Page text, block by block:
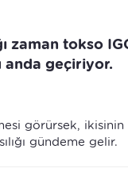
zaman tokso
anda geçiriyor.
görürsek,
gündeme gelir.